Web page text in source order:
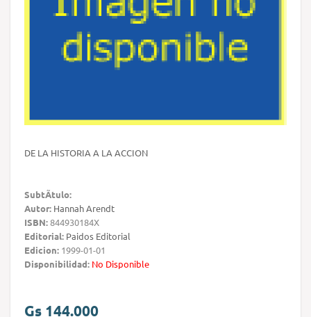
DE LA HISTORIA A LA ACCION
SubtÃ­tulo:
Autor: Hannah Arendt
ISBN:844930184X
Editorial: Paidos Editorial
Edicion: 1999-01-01
Disponibilidad: No Disponible
Gs 144.000